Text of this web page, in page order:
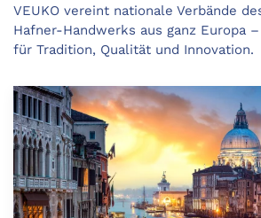
VEUKO vereint nationale Verbände
Hafner-Handwerks aus ganz Europa
für Tradition, Qualität und Innovation.